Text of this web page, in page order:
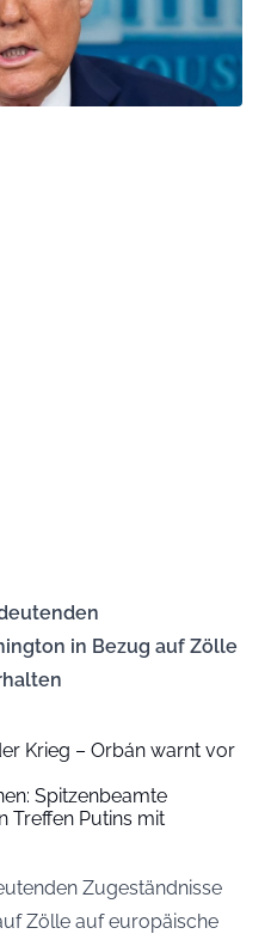
in Bezug auf Zölle
Krieg – Orbán warnt vor
Spitzenbeamte
Treffen Putins mit
Zugeständnisse
Zölle auf europäische